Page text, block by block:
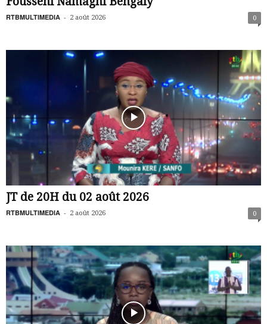
RTBMULTIMEDIA - 2 août 2026 0
JT de 20H du 02 août 2026
RTBMULTIMEDIA - 2 août 2026 0